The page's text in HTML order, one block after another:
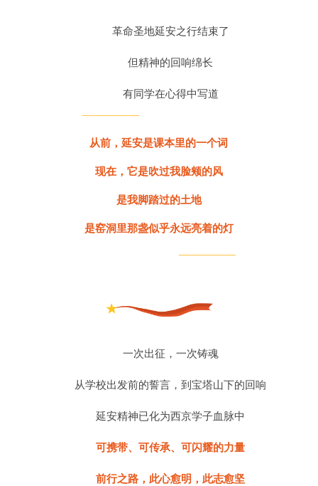
革命圣地延安之行结束了
但精神的回响绵长
有同学在心得中写道
从前，延安是课本里的一个词
现在，它是吹过我脸颊的风
是我脚踏过的土地
是窑洞里那盏似乎永远亮着的灯
一次出征，一次铸魂
从学校出发前的誓言，到宝塔山下的回响
延安精神已化为西京学子血脉中
可携带、可传承、可闪耀的力量
前行之路，此心愈明，此志愈坚